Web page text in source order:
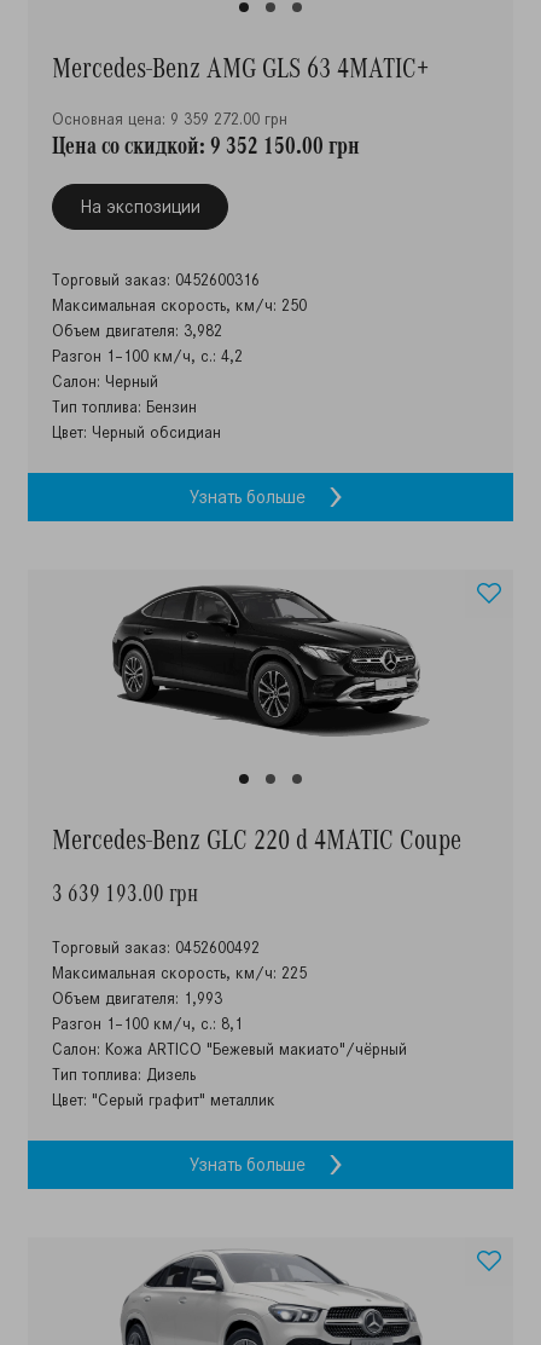
Mercedes-Benz AMG GLS 63 4MATIC+
Основная цена: 9 359 272.00 грн
Цена со скидкой: 9 352 150.00 грн
На экспозиции
Торговый заказ: 0452600316
Максимальная скорость, км/ч: 250
Объем двигателя: 3,982
Разгон 1–100 км/ч, с.: 4,2
Салон: Черный
Тип топлива: Бензин
Цвет: Черный обсидиан
Узнать больше
Mercedes-Benz GLC 220 d 4MATIC Coupe
3 639 193.00 грн
Торговый заказ: 0452600492
Максимальная скорость, км/ч: 225
Объем двигателя: 1,993
Разгон 1–100 км/ч, с.: 8,1
Салон: Кожа ARTICO "Бежевый макиато"/чёрный
Тип топлива: Дизель
Цвет: "Серый графит" металлик
Узнать больше